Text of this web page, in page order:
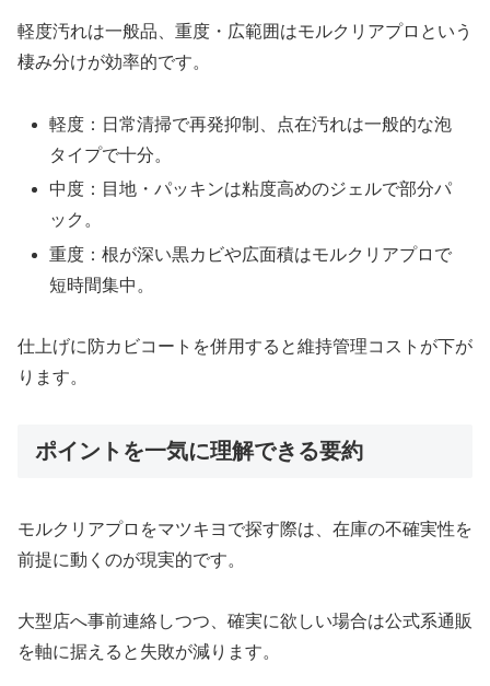
軽度汚れは一般品、重度・広範囲はモルクリアプロという
棲み分けが効率的です。
軽度：日常清掃で再発抑制、点在汚れは一般的な泡
タイプで十分。
中度：目地・パッキンは粘度高めのジェルで部分パ
ック。
重度：根が深い黒カビや広面積はモルクリアプロで
短時間集中。
仕上げに防カビコートを併用すると維持管理コストが下が
ります。
ポイントを一気に理解できる要約
モルクリアプロをマツキヨで探す際は、在庫の不確実性を
前提に動くのが現実的です。
大型店へ事前連絡しつつ、確実に欲しい場合は公式系通販
を軸に据えると失敗が減ります。